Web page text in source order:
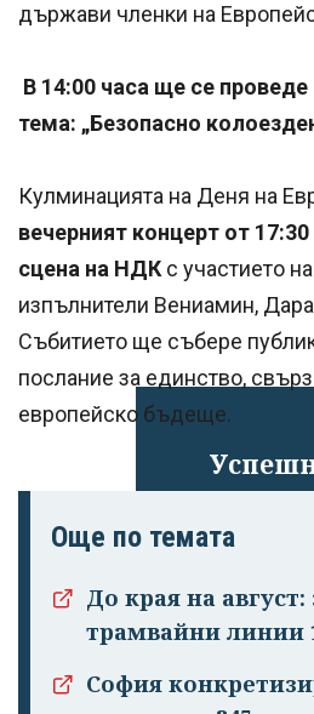
профила
държави членки на
В 14:00 часа ще се
тема: „Безопасно
Кулминацията на Деня на
вечерният концерт от
сцена на НДКс участието
изпълнители Вениамин,
Събитието ще събере
послание за единство,
европейско бъдеще.
Още по темата
До края на август:
трамвайни линии
София